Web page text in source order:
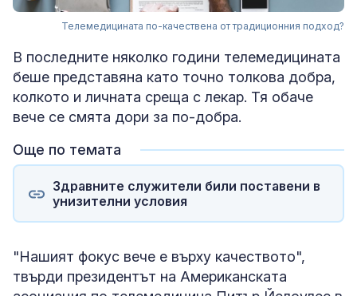
Телемедицината по-качествена от традиционния подход?
В последните няколко години телемедицината
беше представяна като точно толкова добра,
колкото и личната среща с лекар. Тя обаче
вече се смята дори за по-добра.
Още по темата
Здравните служители били поставени в
унизителни условия
"Нашият фокус вече е върху качеството",
твърди президентът на Американската